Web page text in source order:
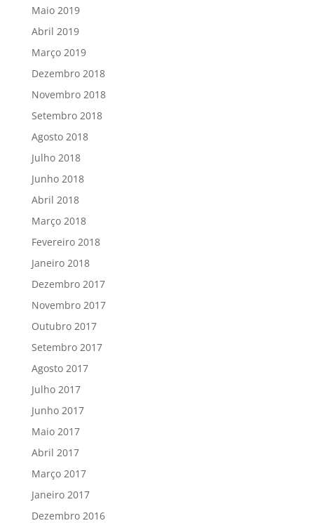
Maio 2019
Abril 2019
Março 2019
Dezembro 2018
Novembro 2018
Setembro 2018
Agosto 2018
Julho 2018
Junho 2018
Abril 2018
Março 2018
Fevereiro 2018
Janeiro 2018
Dezembro 2017
Novembro 2017
Outubro 2017
Setembro 2017
Agosto 2017
Julho 2017
Junho 2017
Maio 2017
Abril 2017
Março 2017
Janeiro 2017
Dezembro 2016